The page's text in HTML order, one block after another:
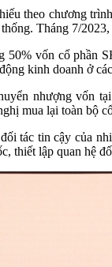
theo chương
Tháng 7/
50% vốn cổ phần
kinh doanh ở
nhượng
mua lại toàn bộ
tác tin cậy của
thiết lập quan hệ